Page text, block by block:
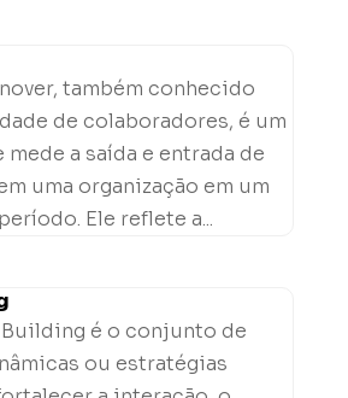
também conhecido
de colaboradores, é um
a saída e entrada de
uma organização em um
Ele reflete a...
Building é o conjunto de
ou estratégias